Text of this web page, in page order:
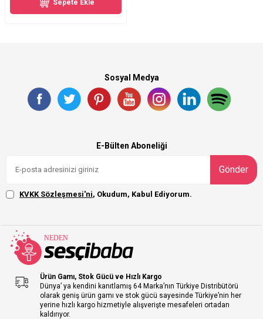
Sepete Ekle
Sosyal Medya
E-Bülten Aboneliği
Gönder
KVKK Sözleşmesi'ni, Okudum, Kabul Ediyorum.
Ürün Gamı, Stok Gücü ve Hızlı Kargo
Dünya’ ya kendini kanıtlamış 64 Marka’nın Türkiye Distribütörü
olarak geniş ürün gamı ve stok gücü sayesinde Türkiye’nin her
yerine hızlı kargo hizmetiyle alışverişte mesafeleri ortadan
kaldırıyor.